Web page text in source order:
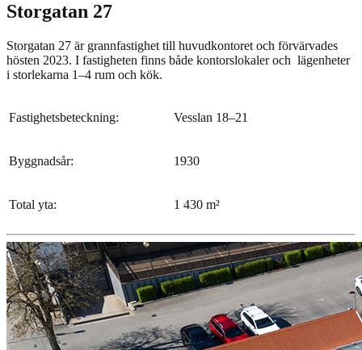
Storgatan 27
Storgatan 27 är grannfastighet till huvudkontoret och förvärvades
hösten 2023. I fastigheten finns både kontorslokaler och lägenheter
i storlekarna 1–4 rum och kök.
Fastighetsbeteckning: Vesslan 18–21
Byggnadsår: 1930
Total yta: 1 430 m²